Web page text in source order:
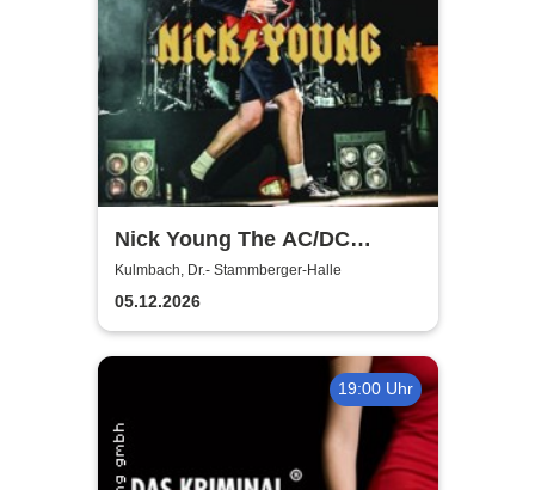
Nick Young The AC/DC
Master-Band
Kulmbach, Dr.- Stammberger-Halle
05.12.2026
19:00 Uhr